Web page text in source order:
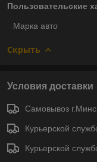
Пользовательские
Марка авто
Скрыть
Условия доставки
Самовывоз
Курьерской
Курьерской